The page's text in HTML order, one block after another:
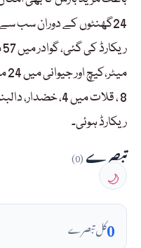
ریکارڈ ہوئی۔
تبصرے(0)
🌙
0کل تبصرے